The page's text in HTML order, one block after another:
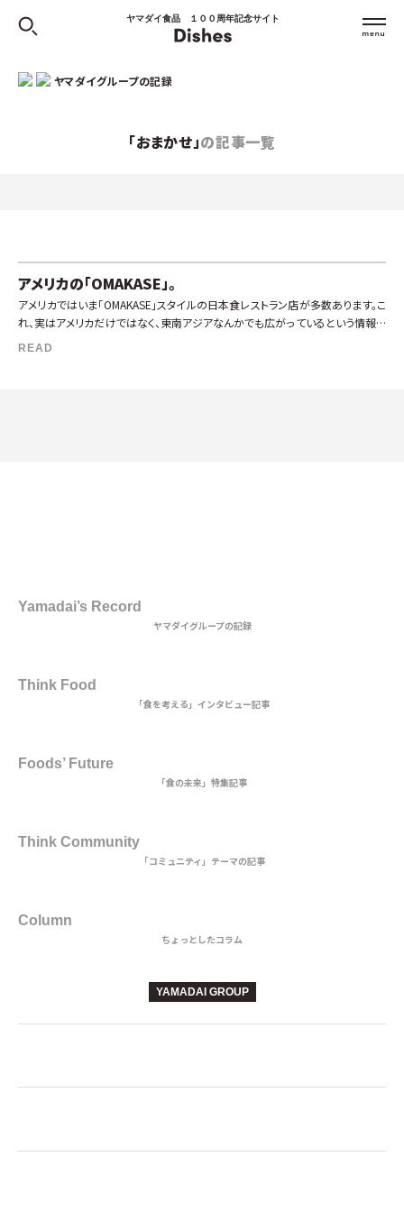
ヤマダイ食品 １００周年記念サイト
ヤマダイグループの記録
「おまかせ」の記事一覧
アメリカの「OMAKASE」。
アメリカではいま「OMAKASE」スタイルの日本食レストラン店が多数あります。こ
れ、実はアメリカだけではなく、東南アジアなんかでも広がっているという情報も
あります。特に欧米では、カウンターに座ってオーナーシェフ（日本で言 […]
READ
Yamadai’s Record
ヤマダイグループの記録
Think Food
「食を考える」インタビュー記事
Foods’ Future
「食の未来」特集記事
Think Community
「コミュニティ」テーマの記事
Column
ちょっとしたコラム
YAMADAI GROUP